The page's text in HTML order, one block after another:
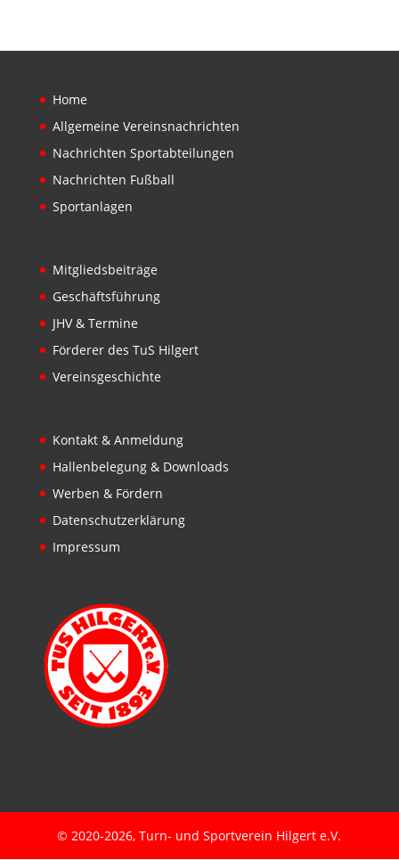
Home
Allgemeine Vereinsnachrichten
Nachrichten Sportabteilungen
Nachrichten Fußball
Sportanlagen
Mitgliedsbeiträge
Geschäftsführung
JHV & Termine
Förderer des TuS Hilgert
Vereinsgeschichte
Kontakt & Anmeldung
Hallenbelegung & Downloads
Werben & Fördern
Datenschutzerklärung
Impressum
© 2020-2026, Turn- und Sportverein Hilgert e.V.